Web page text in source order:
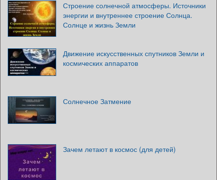
Строение солнечной атмосферы. Источники
энергии и внутреннее строение Солнца.
Солнце и жизнь Земли
Движение искусственных спутников Земли и
космических аппаратов
Солнечное Затмение
Зачем летают в космос (для детей)